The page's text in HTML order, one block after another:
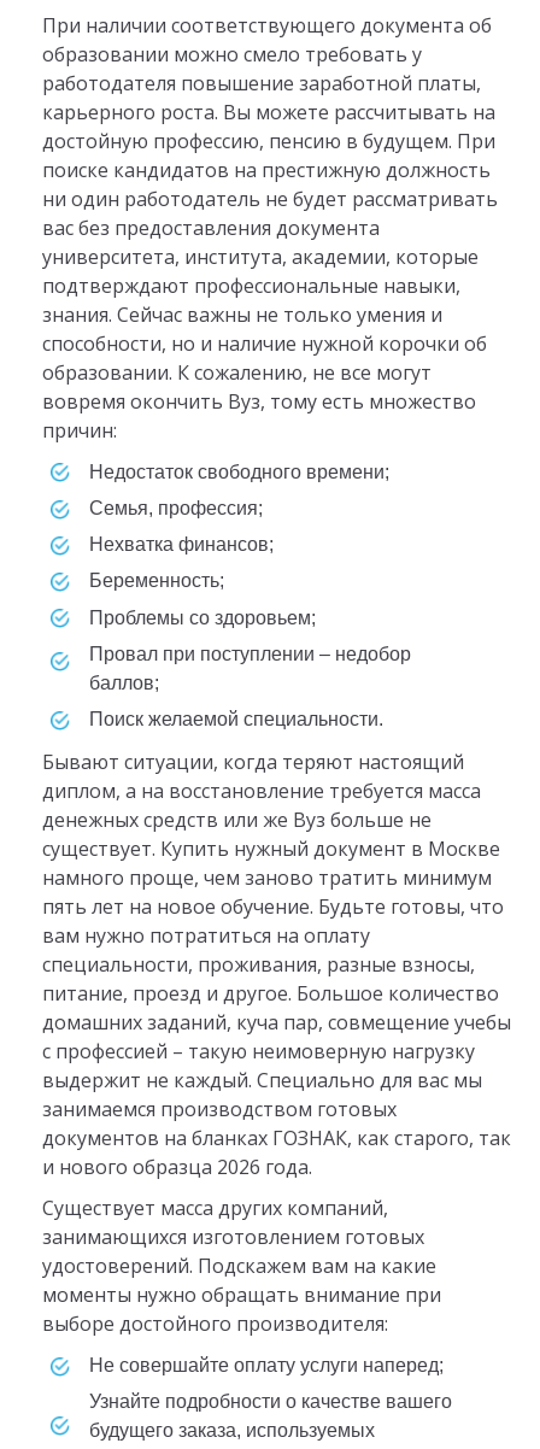
При наличии соответствующего документа об
образовании можно смело требовать у
работодателя повышение заработной платы,
карьерного роста. Вы можете рассчитывать на
достойную профессию, пенсию в будущем. При
поиске кандидатов на престижную должность
ни один работодатель не будет рассматривать
вас без предоставления документа
университета, института, академии, которые
подтверждают профессиональные навыки,
знания. Сейчас важны не только умения и
способности, но и наличие нужной корочки об
образовании. К сожалению, не все могут
вовремя окончить Вуз, тому есть множество
причин:
недостаток свободного времени;
семья, профессия;
нехватка финансов;
беременность;
проблемы со здоровьем;
провал при поступлении – недобор
баллов;
поиск желаемой специальности.
Бывают ситуации, когда теряют настоящий
диплом, а на восстановление требуется масса
денежных средств или же Вуз больше не
существует. Купить нужный документ в Москве
намного проще, чем заново тратить минимум
пять лет на новое обучение. Будьте готовы, что
вам нужно потратиться на оплату
специальности, проживания, разные взносы,
питание, проезд и другое. Большое количество
домашних заданий, куча пар, совмещение учебы
с профессией – такую неимоверную нагрузку
выдержит не каждый. Специально для вас мы
занимаемся производством готовых
документов на бланках ГОЗНАК, как старого, так
и нового образца 2026 года.
Существует масса других компаний,
занимающихся изготовлением готовых
удостоверений. Подскажем вам на какие
моменты нужно обращать внимание при
выборе достойного производителя:
не совершайте оплату услуги наперед;
узнайте подробности о качестве вашего
будущего заказа, используемых